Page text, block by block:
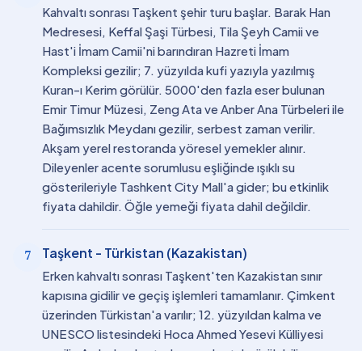
Kahvaltı sonrası Taşkent şehir turu başlar. Barak Han
Medresesi, Keffal Şaşi Türbesi, Tila Şeyh Camii ve
Hast'i İmam Camii'ni barındıran Hazreti İmam
Kompleksi gezilir; 7. yüzyılda kufi yazıyla yazılmış
Kuran-ı Kerim görülür. 5000'den fazla eser bulunan
Emir Timur Müzesi, Zeng Ata ve Anber Ana Türbeleri ile
Bağımsızlık Meydanı gezilir, serbest zaman verilir.
Akşam yerel restoranda yöresel yemekler alınır.
Dileyenler acente sorumlusu eşliğinde ışıklı su
gösterileriyle Tashkent City Mall'a gider; bu etkinlik
fiyata dahildir. Öğle yemeği fiyata dahil değildir.
7 Taşkent - Türkistan (Kazakistan)
Erken kahvaltı sonrası Taşkent'ten Kazakistan sınır
kapısına gidilir ve geçiş işlemleri tamamlanır. Çimkent
üzerinden Türkistan'a varılır; 12. yüzyıldan kalma ve
UNESCO listesindeki Hoca Ahmed Yesevi Külliyesi